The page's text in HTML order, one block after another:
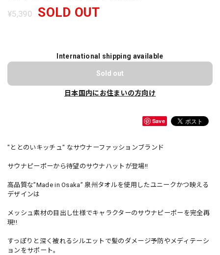
¥5,390 SOLD OUT
International shipping available
Sold out
日本国内にお住まいの方向け
Save
"ととのいキッチュ" なサウナーファッションブランド
サウナピーポーから待望のサウナハットが登場!!
高品質な”Made in Osaka” 泉州タオルを使用したユニークかつ映える
デザインは
メッシュ素材の目出し仕様でキャラクターのサウナピーポーを完全再
現!!
すっぽりと深く被れるシルエットで髪のダメージ予防やメディテーシ
ョンをサポート。